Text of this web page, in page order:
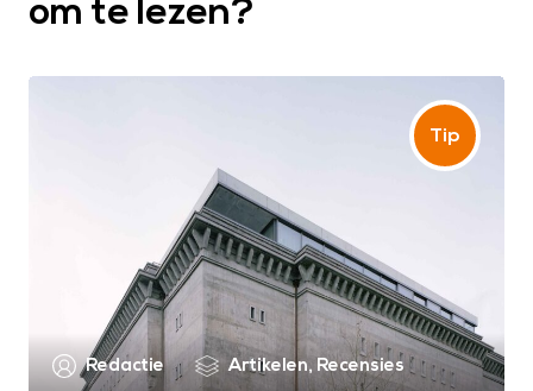
om te lezen?
Redactie Artikelen, Recensies